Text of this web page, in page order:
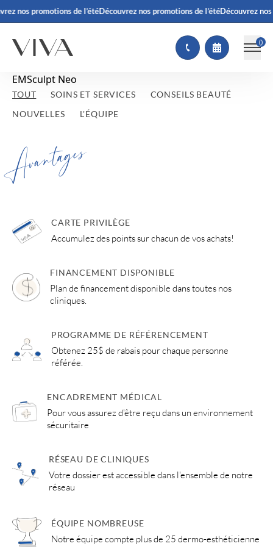
nos promotions de l’étéDécouvrez nos promotions de l’étéDécouvrez
()
EMSculpt Neo
TOUT SOINS ET SERVICES
CONSEILS BEAUTÉ
NOUVELLES
L'ÉQUIPE
CARTE PRIVILÈGE
Accumulez des points sur chacun de vos achats!
FINANCEMENT DISPONIBLE
Plan de financement disponible dans toutes nos
cliniques.
PROGRAMME DE RÉFÉRENCEMENT
Obtenez 25$ de rabais pour chaque personne
référée.
ENCADREMENT MÉDICAL
Pour vous assurez d'être reçu dans un environnement
sécuritaire
RÉSEAU DE CLINIQUES
Votre dossier est accessible dans l'ensemble de notre
réseau
ÉQUIPE NOMBREUSE
Notre équipe compte plus de 25 dermo-esthéticienne